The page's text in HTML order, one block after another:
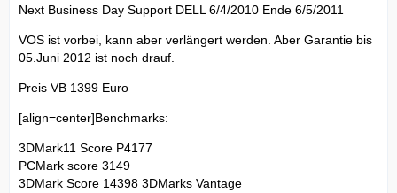
Next Business Day Support DELL 6/4/2010 Ende 6/5/2011
VOS ist vorbei, kann aber verlängert werden. Aber Garantie bis
05.Juni 2012 ist noch drauf.
Preis VB 1399 Euro
[align=center]Benchmarks:
3DMark11 Score P4177
PCMark score 3149
3DMark Score 14398 3DMarks Vantage